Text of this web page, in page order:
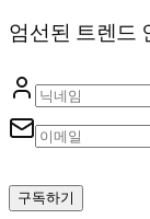
엄선된 트렌드
구독하기